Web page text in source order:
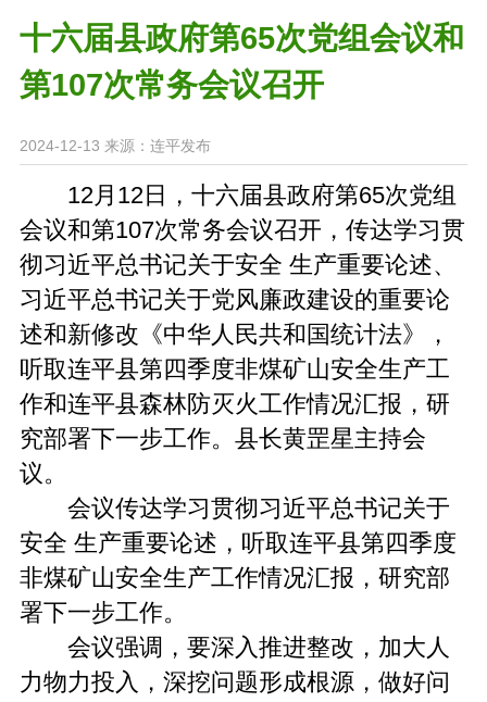
十六届县政府第65次党组会议和
第107次常务会议召开
2024-12-13 来源：连平发布
12月12日，十六届县政府第65次党组
会议和第107次常务会议召开，传达学习贯
彻习近平总书记关于安全 生产重要论述、
习近平总书记关于党风廉政建设的重要论
述和新修改《中华人民共和国统计法》，
听取连平县第四季度非煤矿山安全生产工
作和连平县森林防灭火工作情况汇报，研
究部署下一步工作。县长黄罡星主持会
议。
会议传达学习贯彻习近平总书记关于
安全 生产重要论述，听取连平县第四季度
非煤矿山安全生产工作情况汇报，研究部
署下一步工作。
会议强调，要深入推进整改，加大人
力物力投入，深挖问题形成根源，做好问